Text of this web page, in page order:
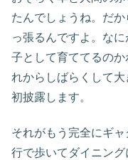
たんでしょうね。だか
っ張るんですよ。な
子として育ててるの
れからしばらくして
初披露します。
それがもう完全にギ
行で歩いてダイニン